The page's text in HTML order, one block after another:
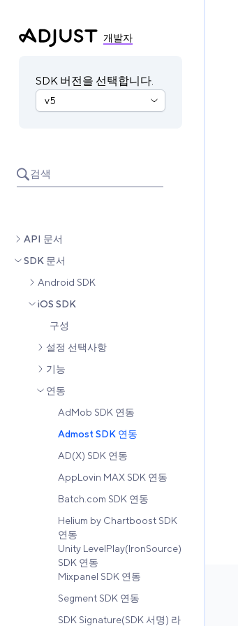
개발자
SDK 버전을 선택합니다.
검색
API 문서
SDK 문서
Android SDK
iOS SDK
구성
설정 선택사항
기능
연동
AdMob SDK 연동
Admost SDK 연동
AD(X) SDK 연동
AppLovin MAX SDK 연동
Batch.com SDK 연동
Helium by Chartboost SDK
연동
Unity LevelPlay(IronSource)
SDK 연동
Mixpanel SDK 연동
Segment SDK 연동
SDK Signature(SDK 서명) 라